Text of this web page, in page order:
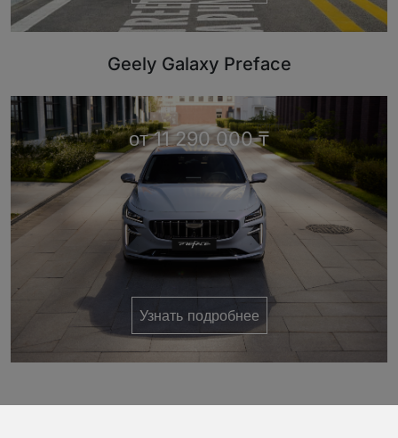
Geely Galaxy Preface
от 11 290 000 ₸
Узнать подробнее